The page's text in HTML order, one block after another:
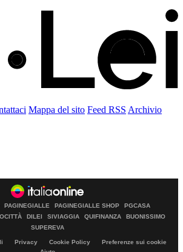
Mappa del sito Feed RSS Archivio
PAGINEGIALLE PAGINEGIALLE SHOP
PGCASA
DILEI SIVIAGGIA QUIFINANZA
BUONISSIMO
SUPEREVA
Privacy Cookie Policy
Preferenze sui cookie